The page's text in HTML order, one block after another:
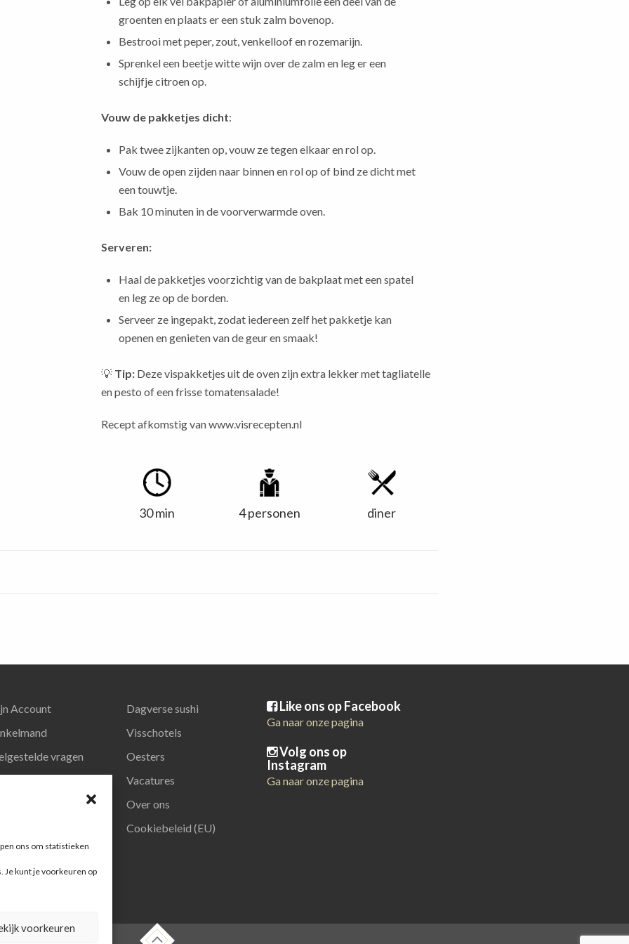
ons om statistieken
Je kunt je voorkeuren op
voorkeuren
groenten en plaats er een stuk zalm bovenop.
Bestrooi met peper, zout, venkelloof en rozemarijn.
Sprenkel een beetje witte wijn over de zalm en leg er een
schijfje citroen op.
Vouw de pakketjes dicht:
Pak twee zijkanten op, vouw ze tegen elkaar en rol op.
Vouw de open zijden naar binnen en rol op of bind ze dicht met
een touwtje.
Bak 10 minuten in de voorverwarmde oven.
Serveren:
Haal de pakketjes voorzichtig van de bakplaat met een spatel
en leg ze op de borden.
Serveer ze ingepakt, zodat iedereen zelf het pakketje kan
openen en genieten van de geur en smaak!
💡 Tip:Deze vispakketjes uit de oven zijn extra lekker met tagliatelle
en pesto of een frisse tomatensalade!
Recept afkomstig vanwww.visrecepten.nl
30 min 4 personen diner
Account
vragen
Dagverse sushi
Visschotels
Oesters
Vacatures
Over ons
Cookiebeleid (EU)
Like ons op Facebook
Ga naar onze pagina
Volg ons op
Instagram
Ga naar onze pagina